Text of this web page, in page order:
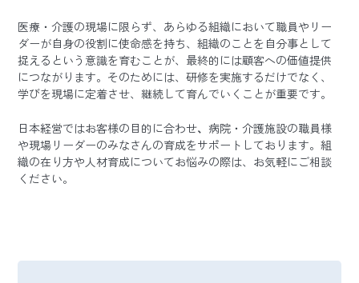
医療・介護の現場に限らず、あらゆる組織において職員やリー
ダーが自身の役割に使命感を持ち、組織のことを自分事として
捉えるという意識を育むことが、最終的には顧客への価値提供
につながります。そのためには、研修を実施するだけでなく、
学びを現場に定着させ、継続して育んでいくことが重要です。
日本経営ではお客様の目的に合わせ、 病院・介護施設の職員様
や現場リーダーのみなさんの育成をサポートしております。組
織の在り方や人材育成についてお悩みの際は、お気軽にご相談
ください。